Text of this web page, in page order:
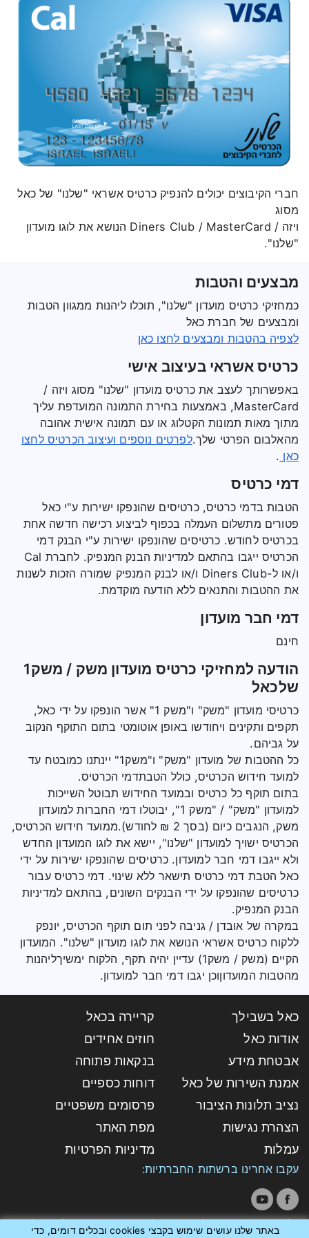
באתר שלנו עושים שימוש בקבצי cookies ובכלים דומים, כדי
חברי הקיבוצים יכולים להנפיק כרטיס אשראי "שלנו" של כאל
מסוג
ויזה / Diners Club / MasterCard הנושא את לוגו מועדון
"שלנו".
מבצעים והטבות
כמחזיקי כרטיס מועדון "שלנו", תוכלו ליהנות ממגוון הטבות
ומבצעים של חברת כאל
לצפיה בהטבות ומבצעים לחצו כאן
כרטיס אשראי בעיצוב אישי
באפשרותך לעצב את כרטיס מועדון "שלנו" מסוג ויזה /
MasterCard, באמצעות בחירת התמונה המועדפת עליך
מתוך מאות תמונות הקטלוג או עם תמונה אישית אהובה
מהאלבום הפרטי שלך.לפרטים נוספים ועיצוב הכרטיס לחצו
כאן .
דמי כרטיס
הטבות בדמי כרטיס, כרטיסים שהונפקו ישירות ע"י כאל
פטורים מתשלום העמלה בכפוף לביצוע רכישה חדשה אחת
בכרטיס לחודש. כרטיסים שהונפקו ישירות ע"י הבנק דמי
הכרטיס ייגבו בהתאם למדיניות הבנק המנפיק. לחברת Cal
ו/או ל-Diners Club ו/או לבנק המנפיק שמורה הזכות לשנות
את ההטבות והתנאים ללא הודעה מוקדמת.
דמי חבר מועדון
חינם
הודעה למחזיקי כרטיס מועדון משק / משק1
שלכאל
כרטיסי מועדון "משק" ו"משק 1" אשר הונפקו על ידי כאל,
תקפים ותקינים ויחודשו באופן אוטומטי בתום התוקף הנקוב
על גביהם.
כל ההטבות של מועדון "משק" ו"משק1" יינתנו כמובטח עד
למועד חידוש הכרטיס, כולל הטבתדמי הכרטיס.
בתום תוקף כל כרטיס ובמועד החידוש תבוטל השייכות
למועדון "משק" / "משק 1", יבוטלו דמי החברות למועדון
משק, הנגבים כיום (בסך 2 ₪ לחודש).ממועד חידוש הכרטיס,
הכרטיס ישויך למועדון "שלנו", יישא את לוגו המועדון החדש
ולא ייגבו דמי חבר למועדון. כרטיסים שהונפקו ישירות על ידי
כאל הטבת דמי כרטיס תישאר ללא שינוי. דמי כרטיס עבור
כרטיסים שהונפקו על ידי הבנקים השונים, בהתאם למדיניות
הבנק המנפיק.
במקרה של אובדן / גניבה לפני תום תוקף הכרטיס, יונפק
ללקוח כרטיס אשראי הנושא את לוגו מועדון "שלנו". המועדון
הקיים (משק / משק1) עדיין יהיה תקף, הלקוח ימשיךליהנות
מהטבות המועדוןוכן יגבו דמי חבר למועדון.
כאל בשבילך
קריירה בכאל
אודות כאל
חוזים אחידים
אבטחת מידע
בנקאות פתוחה
אמנת השירות של כאל
דוחות כספיים
נציב תלונות הציבור
פרסומים משפטיים
הצהרת נגישות
מפת האתר
עמלות
מדיניות הפרטיות
עקבו אחרינו ברשתות החברתיות:
כל הזכויות שמורות לחברת כאל - כרטיסי אשראי לישראל